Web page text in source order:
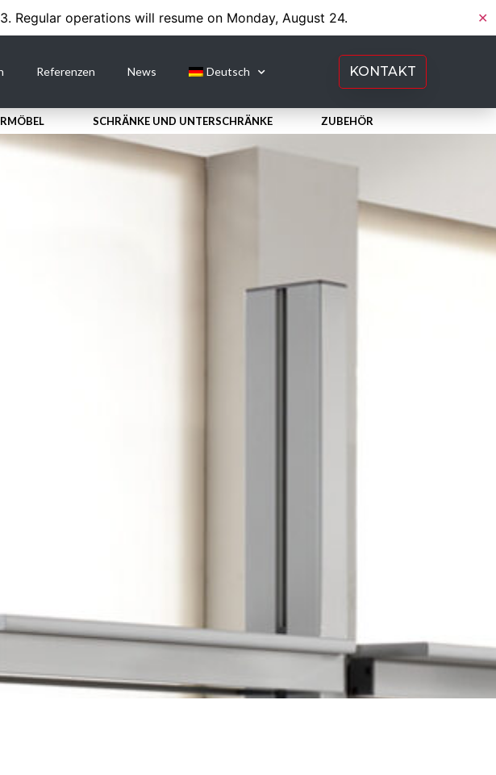
Regular operations will resume on Monday, August 24. ✕
Referenzen News Deutsch KONTAKT
SCHRӒNKE UND UNTERSCHRӒNKE ZUBEHÖR